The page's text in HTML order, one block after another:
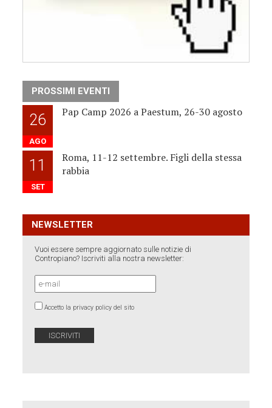
PROSSIMI EVENTI
26
AGO
Pap Camp 2026 a Paestum, 26-30 agosto
11
SET
Roma, 11-12 settembre. Figli della stessa
rabbia
NEWSLETTER
Vuoi essere sempre aggiornato sulle notizie di
Contropiano? Iscriviti alla nostra newsletter:
Accetto la privacy policy del sito